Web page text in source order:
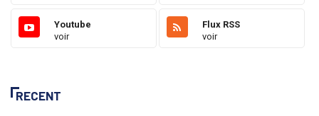
Youtube
voir
Flux RSS
voir
RECENT